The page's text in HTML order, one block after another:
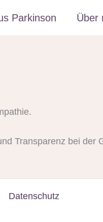
Parkinson Über
Transparenz bei der
Datenschutz